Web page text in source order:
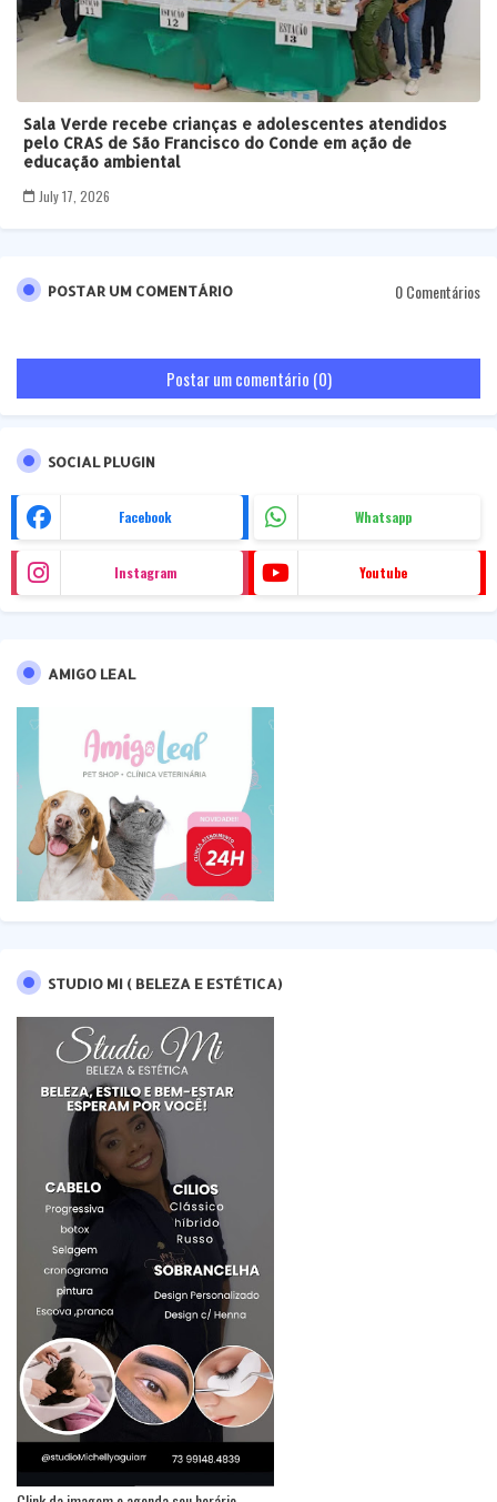
Sala Verde recebe crianças e adolescentes atendidos
pelo CRAS de São Francisco do Conde em ação de
educação ambiental
July 17, 2026
POSTAR UM COMENTÁRIO 0 Comentários
Postar um comentário (0)
SOCIAL PLUGIN
Facebook Whatsapp
Instagram Youtube
AMIGO LEAL
STUDIO MI ( BELEZA E ESTÉTICA)